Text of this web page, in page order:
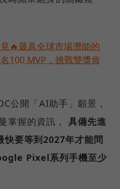
🔥最具全球市場潛能的
100 MVP，挑戰雙獎肯
公開「AI助手」願景，
掌握的資訊， 具備先進
要等到2027年才能問
Pixel系列手機至少